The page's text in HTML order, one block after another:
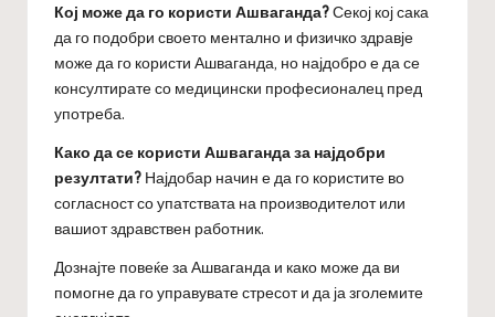
Кој може да го користи Ашваганда?Секој кој сака
да го подобри своето ментално и физичко здравје
може да го користи Ашваганда, но најдобро е да се
консултирате со медицински професионалец пред
употреба.
Како да се користи Ашваганда за најдобри
резултати? Најдобар начин е да го користите во
согласност со упатствата на производителот или
вашиот здравствен работник.
Дознајте повеќе заАшваганда и како може да ви
помогне да го управувате стресот и да ја зголемите